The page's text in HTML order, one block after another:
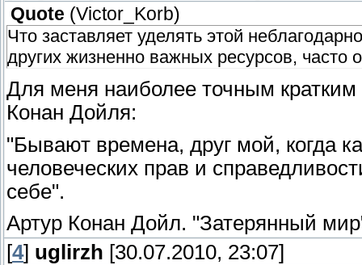
Quote (Victor_Korb)
Что заставляет уделять этой
других жизненно важных ресурсов, часто
Для меня наиболее точным кратким
Конан Дойля:
"Бывают времена, друг мой, когда
человеческих прав и
себе".
Артур Конан Дойл. "Затерянный
[4] uglirzh [30.07.2010, 23:07]